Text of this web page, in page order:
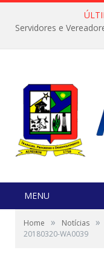
MENU
Home » Notícias »
20180320-WA0039